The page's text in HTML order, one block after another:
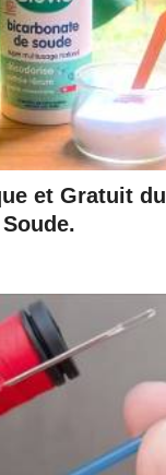
et Gratuit du